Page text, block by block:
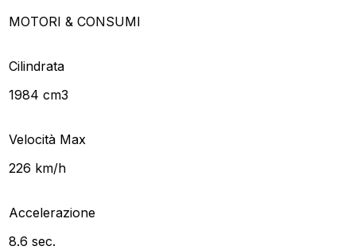
MOTORI & CONSUMI
Cilindrata
1984 cm3
Velocità Max
226 km/h
Accelerazione
8.6 sec.